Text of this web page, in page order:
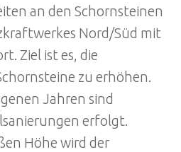
an den Schornsteinen
Nord/Süd mit
Ziel ist es, die
zu erhöhen.
Jahren sind
erfolgt.
Höhe wird der